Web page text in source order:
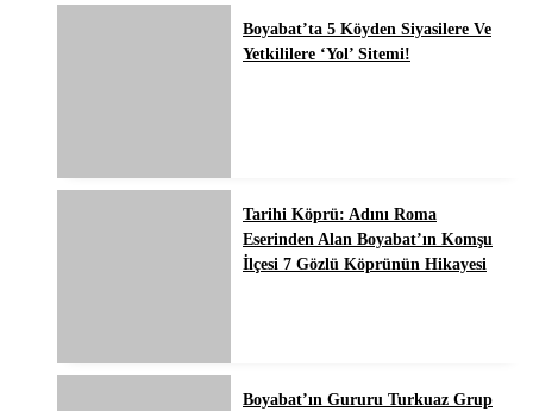
Boyabat’ta 5 Köyden Siyasilere Ve
Yetkililere ‘Yol’ Sitemi!
Tarihi Köprü: Adını Roma
Eserinden Alan Boyabat’ın Komşu
İlçesi 7 Gözlü Köprünün Hikayesi
Boyabat’ın Gururu Turkuaz Grup